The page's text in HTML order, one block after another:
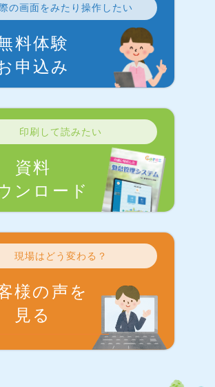
の画面をみたり操作したい
料体験
申込み
印刷して読みたい
資料
ンロード
現場はどう変わる？
様の声を
見る